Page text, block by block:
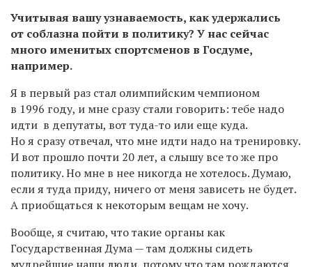
Учитывая вашу узнаваемость, как удержались
от соблазна пойти в политику? У нас сейчас
много именитых спортсменов в Госдуме,
например.
Я в первый раз стал олимпийским чемпионом
в 1996 году, и мне сразу стали говорить: тебе надо
идти в депутаты, вот туда-то или еще куда.
Но я сразу отвечал, что мне идти надо на тренировку.
И вот прошло почти 20 лет, а слышу все то же про
политику. Но мне в нее никогда не хотелось. Думаю,
если я туда приду, ничего от меня зависеть не будет.
А приобщаться к некоторым вещам не хочу.
Вообще, я считаю, что такие органы как
Государственная Дума — там должны сидеть
мудрейшие наши люди, потому что там рождаются